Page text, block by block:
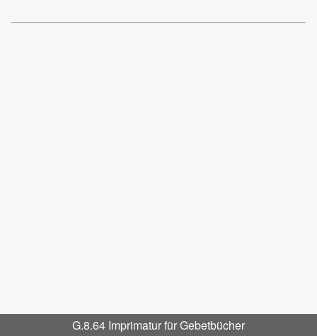
G.8.64 Imprimatur für Gebetbücher